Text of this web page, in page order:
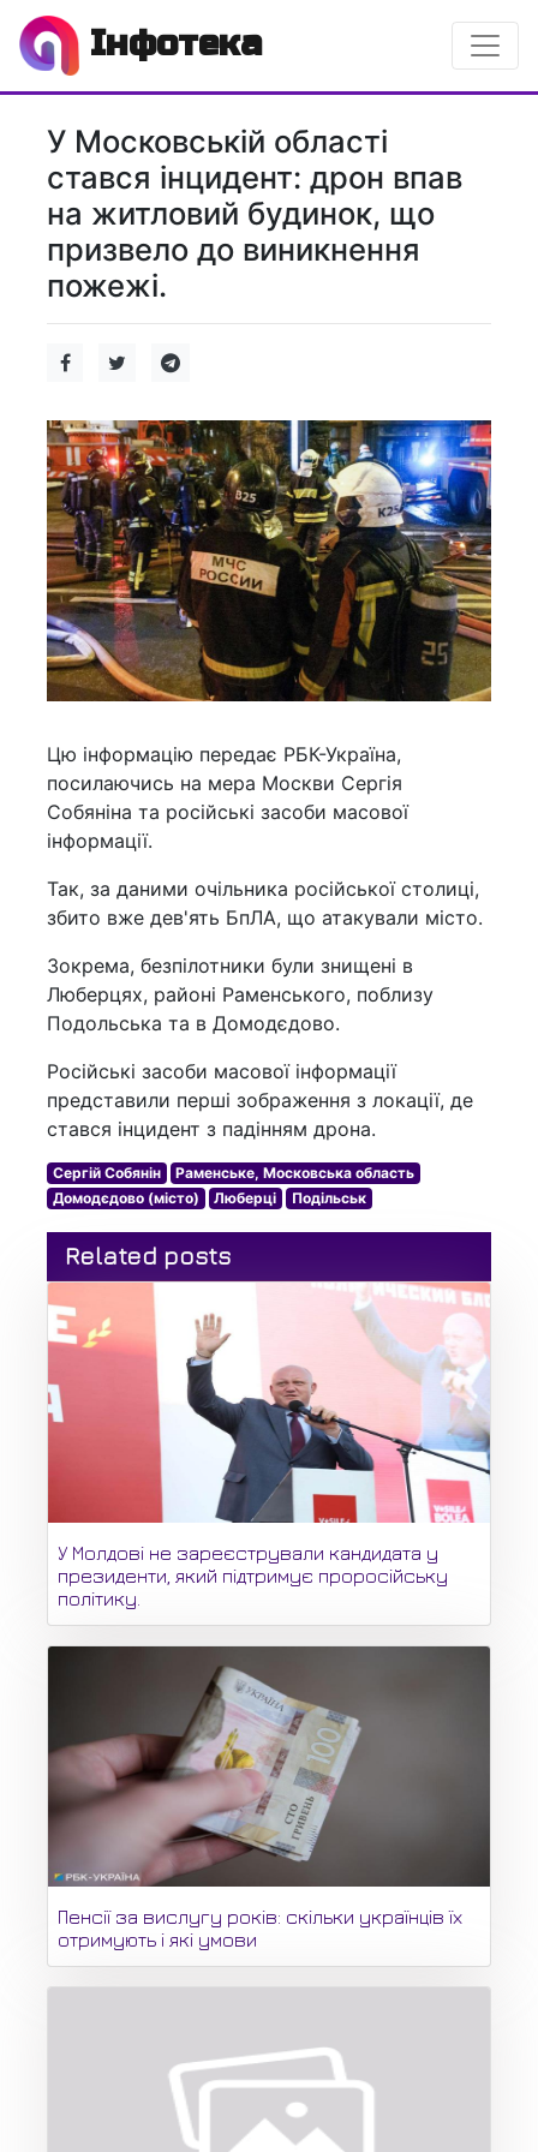
Інфотека
У Московській області
стався інцидент: дрон впав
на житловий будинок, що
призвело до виникнення
пожежі.
Цю інформацію передає РБК-Україна,
посилаючись на мера Москви Сергія
Собяніна та російські засоби масової
інформації.
Так, за даними очільника російської столиці,
збито вже дев'ять БпЛА, що атакували місто.
Зокрема, безпілотники були знищені в
Люберцях, районі Раменського, поблизу
Подольська та в Домодєдово.
Російські засоби масової інформації
представили перші зображення з локації, де
стався інцидент з падінням дрона.
Сергій Собянін
Раменське, Московська область
Домодєдово (місто)
Люберці Подільськ
Related posts
У Молдові не зареєстрували кандидата у
президенти, який підтримує проросійську
політику.
Пенсії за вислугу років: скільки українців їх
отримують і які умови